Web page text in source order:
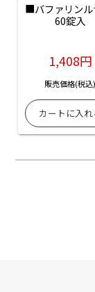
■バファリンル
60錠入
1,408円
販売価格(税込)